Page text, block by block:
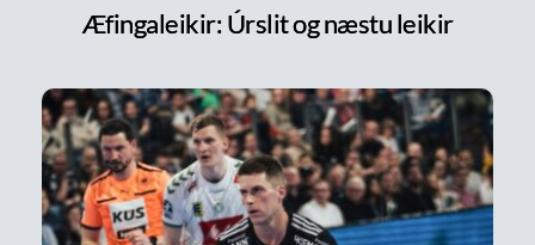
Æfingaleikir: Úrslit og næstu leikir